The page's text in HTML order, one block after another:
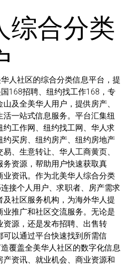
综合分类
人社区的综合分类信息平台，提
168招聘、纽约找工作168，专
及全美华人用户，提供房产、
一站式信息服务。平台汇集纽
工作网、纽约找工网、华人求
买房、纽约房产、纽约房地产
、生意转让、华人工商黄页、
资源，帮助用户快速获取真
资讯。作为北美华人综合分类
接个人用户、求职者、房产需求
社区服务机构，为海外华人提
推广和社区交流服务。无论是
源，还是发布招聘、出售转
以通过平台快速找到所需信
覆盖全美华人社区的数字化信息
资讯、就业机会、商业资源和